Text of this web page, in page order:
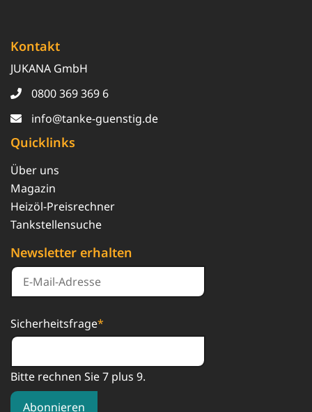
Kontakt
JUKANA GmbH
0800 369 369 6
info@tanke-guenstig.de
Quicklinks
Über uns
Magazin
Heizöl-Preisrechner
Tankstellensuche
Newsletter erhalten
Sicherheitsfrage*
Bitte rechnen Sie 7 plus 9.
Abonnieren